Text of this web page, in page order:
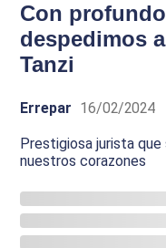
Con
despedimos
Tanzi
Errepar 16/02/2024
Prestigiosa jurista
nuestros corazones